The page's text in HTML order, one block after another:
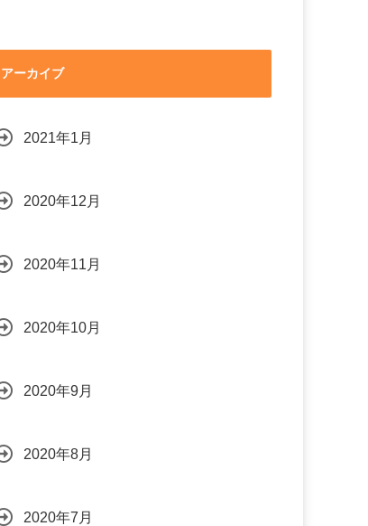
アーカイブ
2021年1月
2020年12月
2020年11月
2020年10月
2020年9月
2020年8月
2020年7月